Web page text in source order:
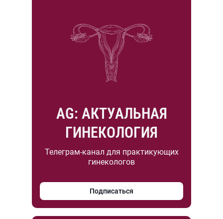
AG: АКТУАЛЬНАЯ
ГИНЕКОЛОГИЯ
Телеграм-канал для практикующих
гинекологов
Подписаться